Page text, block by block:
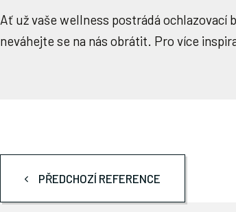
Ať už vaše wellness postrádá ochlazovací
neváhejte se na nás obrátit. Pro více
PŘEDCHOZÍ REFERENCE